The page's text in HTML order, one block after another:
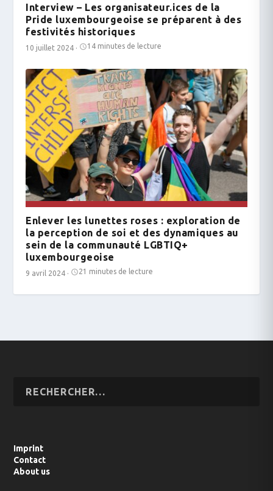
Interview – Les organisateur.ices de la
Pride luxembourgeoise se préparent à des
festivités historiques
10 juillet 2024 · 14 minutes de lecture
Enlever les lunettes roses : exploration de
la perception de soi et des dynamiques au
sein de la communauté LGBTIQ+
luxembourgeoise
9 avril 2024 · 21 minutes de lecture
Imprint
Contact
About us